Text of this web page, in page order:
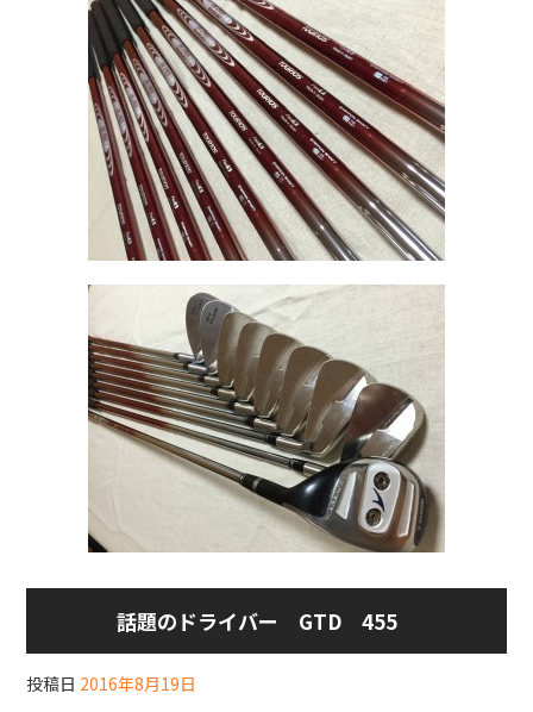
話題のドライバー GTD 455
投稿日 2016年8月19日